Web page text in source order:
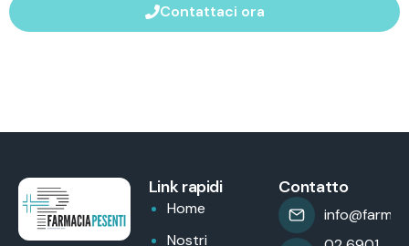
Contattaci ora
Link rapidi
Home
Nostri
Contatto